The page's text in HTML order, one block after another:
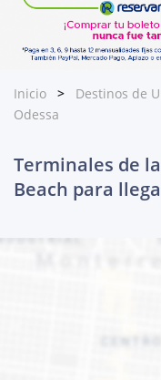
Inicio Destinos de
Odessa
Terminales de
Beach para